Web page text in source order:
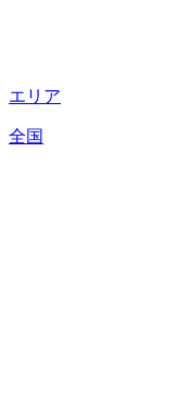
エリア
全国